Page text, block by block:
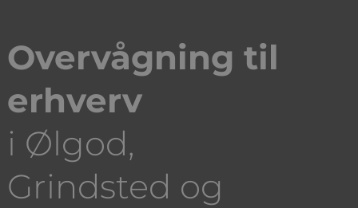
Overvågning til
erhverv
i Ølgod,
Grindsted og